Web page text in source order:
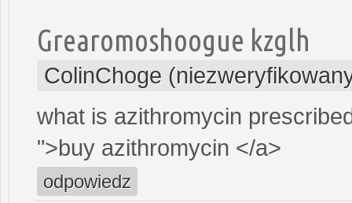
Grearomoshoogue kzglh
ColinChoge
what is azithromycin
">buy azithromycin </a>
odpowiedz